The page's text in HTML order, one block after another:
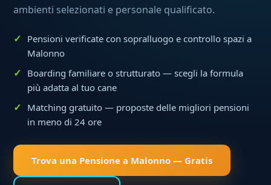
ambienti selezionati e personale qualificato.
Pensioni verificate con sopralluogo e controllo spazi a
Malonno
Boarding familiare o strutturato — scegli la formula
più adatta al tuo cane
Matching gratuito — proposte delle migliori pensioni
in meno di 24 ore
Trova una Pensione a Malonno — Gratis